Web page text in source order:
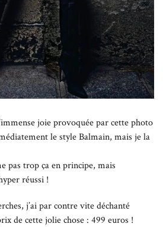
joie provoquée par cette photo
le style Balmain, mais je la
pas trop ça en principe, mais
réussi !
j’ai par contre vite déchanté
de cette jolie chose : 499 euros !